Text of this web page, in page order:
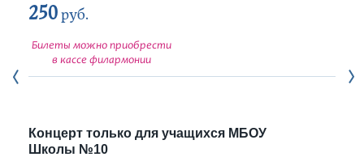
Абонементы
Новости
250руб.
Билеты можно приобрести
в кассе филармонии
Концерт только для учащихся МБОУ
Школы №10